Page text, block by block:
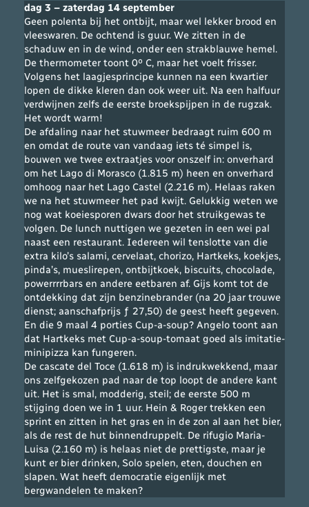
dag 3 – zaterdag 14 september
Geen polenta bij het ontbijt, maar wel lekker brood en
vleeswaren. De ochtend is guur. We zitten in de
schaduw en in de wind, onder een strakblauwe hemel.
De thermometer toont 0º C, maar het voelt frisser.
Volgens het laagjesprincipe kunnen na een kwartier
lopen de dikke kleren dan ook weer uit. Na een halfuur
verdwijnen zelfs de eerste broekspijpen in de rugzak.
Het wordt warm!
De afdaling naar het stuwmeer bedraagt ruim 600 m
en omdat de route van vandaag iets té simpel is,
bouwen we twee extraatjes voor onszelf in: onverhard
om het Lago di Morasco (1.815 m) heen en onverhard
omhoog naar het Lago Castel (2.216 m). Helaas raken
we na het stuwmeer het pad kwijt. Gelukkig weten we
nog wat koeiesporen dwars door het struikgewas te
volgen. De lunch nuttigen we gezeten in een wei pal
naast een restaurant. Iedereen wil tenslotte van die
extra kilo’s salami, cervelaat, chorizo, Hartkeks, koekjes,
pinda’s, mueslirepen, ontbijtkoek, biscuits, chocolade,
powerrrrbars en andere eetbaren af. Gijs komt tot de
ontdekking dat zijn benzinebrander (na 20 jaar trouwe
dienst; aanschafprijs ƒ 27,50) de geest heeft gegeven.
En die 9 maal 4 porties Cup-a-soup? Angelo toont aan
dat Hartkeks met Cup-a-soup-tomaat goed als imitatie-
minipizza kan fungeren.
De cascate del Toce (1.618 m) is indrukwekkend, maar
ons zelfgekozen pad naar de top loopt de andere kant
uit. Het is smal, modderig, steil; de eerste 500 m
stijging doen we in 1 uur. Hein & Roger trekken een
sprint en zitten in het gras en in de zon al aan het bier,
als de rest de hut binnendruppelt. De rifugio Maria-
Luisa (2.160 m) is helaas niet de prettigste, maar je
kunt er bier drinken, Solo spelen, eten, douchen en
slapen. Wat heeft democratie eigenlijk met
bergwandelen te maken?